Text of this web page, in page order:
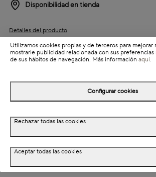
Disponibilidad en tienda
Detalles del producto
Información de envío
Detalles del producto
Utilizamos cookies propias y de terceros para mejorar
mostrarle publicidad relacionada con sus
de sus hábitos de navegación. Más información aquí.
Configurar cookies
Rechazar todas las cookies
Aceptar todas las cookies